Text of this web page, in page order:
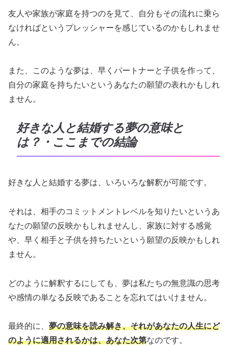
友人や家族が家庭を持つのを見て、自分もその流れに乗ら
なければというプレッシャーを感じているのかもしれませ
ん。
また、このような夢は、早くパートナーと子供を作って、
自分の家庭を持ちたいというあなたの願望の表れかもしれ
ません。
好きな人と結婚する夢の意味と
は？・ここまでの結論
好きな人と結婚する夢は、いろいろな解釈が可能です。
それは、相手のコミットメントレベルを知りたいというあ
なたの願望の反映かもしれませんし、家族に対する感覚
や、早く相手と子供を持ちたいという願望の反映かもしれ
ません。
どのように解釈するにしても、夢は私たちの無意識の思考
や感情の単なる反映であることを忘れてはいけません。
最終的に、 夢の意味を読み解き、それがあなたの人生にど
のように適用されるかは、あなた次第なのです。